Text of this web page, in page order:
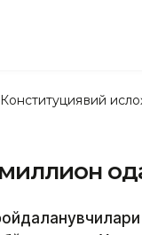
Конституциявий